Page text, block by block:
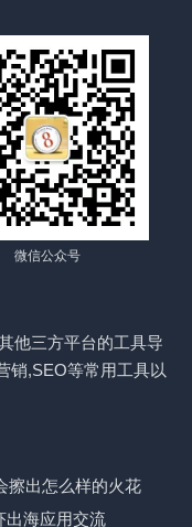
微信公众号
他三方平台的工具导
销,SEO等常用工具以
擦出怎么样的火花
出海应用交流